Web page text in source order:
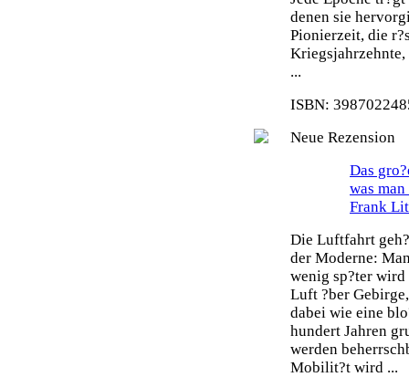
denen sie
Pionierzeit, die
...
ISBN:
Neue Rezension
Das
was
Frank
Die Luftfahrt
der Moderne:
wenig sp?ter wird
Luft ?ber
dabei wie eine
hundert Jahren
werden
Mobilit?t wird ...